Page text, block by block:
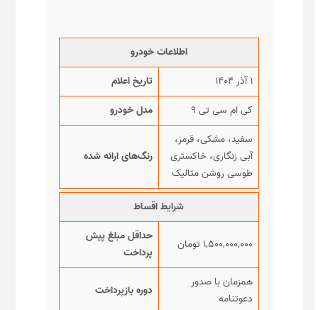
اطلاعات خودرو
۱ آذر ۱۴۰۴
تاریخ اعلام
کی ام سی تی ۹
مدل خودرو
سفید، مشکی، قرمز،
آبی زنگاری، خاکستری
طوسی روشن متالیک
رنگ‌های ارائه شده
شرایط اقساط
۱,۵۰۰,۰۰۰,۰۰۰ تومان
حداقل مبلغ پیش
پرداخت
همزمان با صدور
دعوتنامه
دوره بازپرداخت